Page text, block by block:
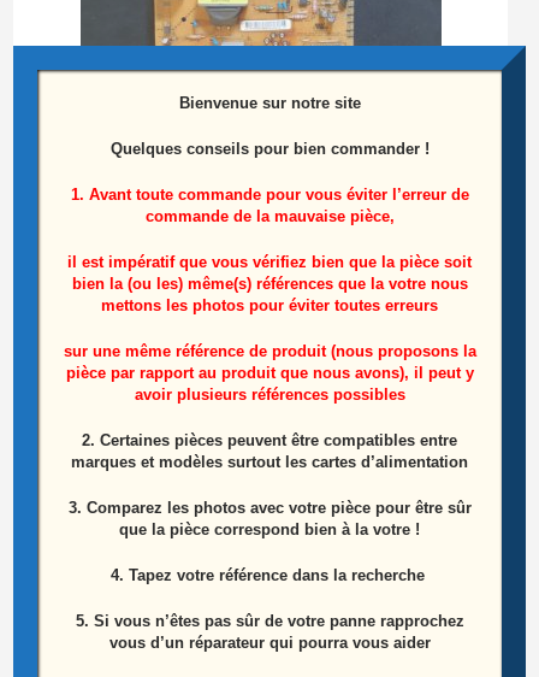
Carte D’Alimentation Télé Lg 47LA620S-ZA
Référence: EAX64905501 (2.0)
35,00€
Lire la suite
Bienvenue sur notre site
Quelques conseils pour bien commander !
1. Avant toute commande pour vous éviter l’erreur de
commande de la mauvaise pièce,
il est impératif que vous vérifiez bien que la pièce soit
bien la (ou les) même(s) références que la votre nous
mettons les photos pour éviter toutes erreurs
sur une même référence de produit (nous proposons la
pièce par rapport au produit que nous avons), il peut y
avoir plusieurs références possibles
2. Certaines pièces peuvent être compatibles entre
marques et modèles surtout les cartes d’alimentation
3. Comparez les photos avec votre pièce pour être sûr
que la pièce correspond bien à la votre !
4. Tapez votre référence dans la recherche
5. Si vous n’êtes pas sûr de votre panne rapprochez
vous d’un réparateur qui pourra vous aider